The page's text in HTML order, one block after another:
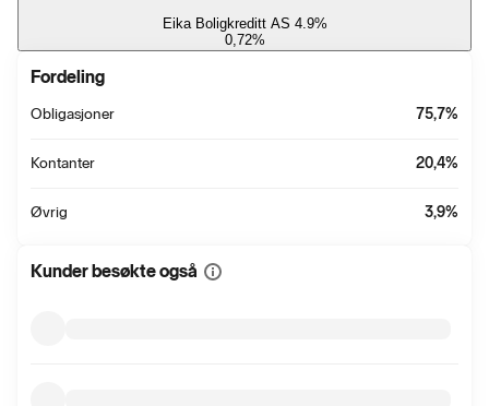
Eika Boligkreditt AS 4.9%
0,72%
Fordeling
Obligasjoner 75,7%
Kontanter 20,4%
Øvrig 3,9%
Kunder besøkte også Vis